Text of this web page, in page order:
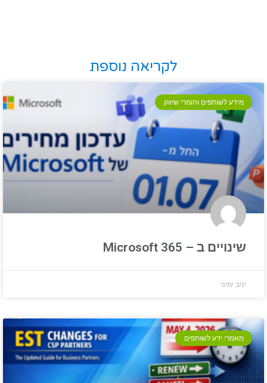
לקריאה נוספת
מידע לשותפים וחומרי שיווק
שינויים ב – Microsoft 365
יניב ימיני
מאמרי ידע לשותפים